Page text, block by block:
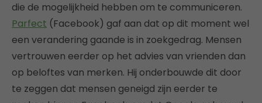
die de mogelijkheid hebben om te communiceren.
Parfect (Facebook) gaf aan dat op dit moment wel
een verandering gaande is in zoekgedrag. Mensen
vertrouwen eerder op het advies van vrienden dan
op beloftes van merken. Hij onderbouwde dit door
te zeggen dat mensen geneigd zijn eerder te